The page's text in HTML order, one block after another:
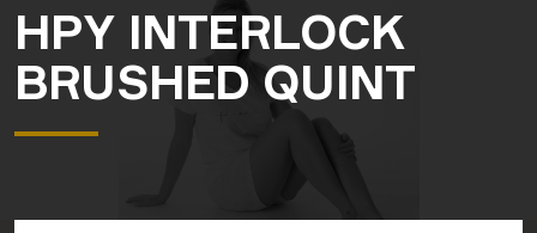
HPY INTERLOCK
BRUSHED QUINT